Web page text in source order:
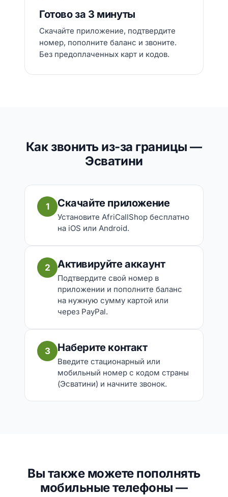
Готово за 3 минуты
Скачайте приложение, подтвердите
номер, пополните баланс и звоните.
Без предоплаченных карт и кодов.
Как звонить из-за границы —
Эсватини
1 Скачайте приложение
Установите AfriCallShop бесплатно
на iOS или Android.
2 Активируйте аккаунт
Подтвердите свой номер в
приложении и пополните баланс
на нужную сумму картой или
через PayPal.
3 Наберите контакт
Введите стационарный или
мобильный номер с кодом страны
(Эсватини) и начните звонок.
Вы также можете пополнять
мобильные телефоны —